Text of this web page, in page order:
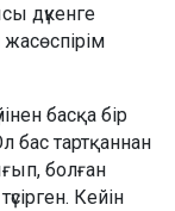
дүкенге
басқа бір
бас тартқаннан
болған
Кейін